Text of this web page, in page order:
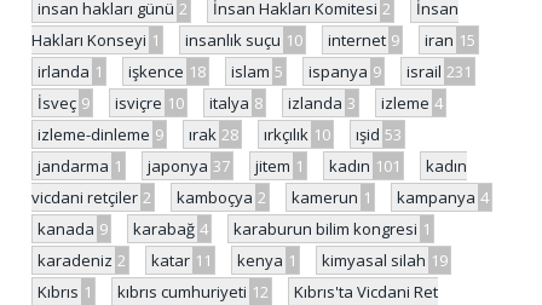
insan hakları günü 2 İnsan Hakları Komitesi 2
İnsan
Hakları Konseyi 1 insanlık suçu 10 internet 9 iran 15
irlanda 1 işkence 18 islam 5 ispanya 9 israil 231
İsveç 9 isviçre 10 italya 8 izlanda 3 izleme 4
izleme-dinleme 9 ırak 28 ırkçılık 10 ışid 53
jandarma 1 japonya 37 jitem 1 kadın 101
kadın
vicdani retçiler 2 kamboçya 2 kamerun 1 kampanya 4
kanada 9 karabağ 4 karaburun bilim kongresi 1
karadeniz 2 katar 11 kenya 1 kimyasal silah 19
Kıbrıs 1 kıbrıs cumhuriyeti 12
Kıbrıs'ta Vicdani Ret